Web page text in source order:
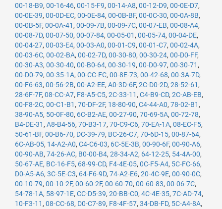
00-18-B9, 00-16-46, 00-15-F9, 00-14-A8, 00-12-D9, 00-0E-D7,
00-0E-39, 00-0D-EC, 00-0E-84, 00-0B-BF, 00-0C-30, 00-0A-8B,
00-0B-5F, 00-0A-41 , 00-09-7B, 00-09-7C, 00-07-EB, 00-08-A4,
00-08-7D, 00-07-50, 00-07-84, 00-05-01 , 00-05-74, 00-04-DE,
00-04-27, 00-03-E4, 00-03-A0, 00-01-C9, 00-01-C7, 00-02-4A,
00-03-6C, 00-02-BA, 00-02-7D, 00-30-80, 00-30-24, 00-D0-FF,
00-30-A3, 00-30-40, 00-B0-64, 00-30-19, 00-D0-97, 00-30-71 ,
00-D0-79, 00-35-1A, 00-CC-FC, 00-8E-73, 00-42-68, 00-3A-7D,
00-F6-63, 00-56-2B, 00-A2-EE, A0-3D-6F, 2C-D0-2D, 28-52-61 ,
28-6F-7F, 08-CC-A7, F8-A5-C5, 2C-33-11 , C4-B9-CD, 2C-AB-EB,
00-F8-2C, 00-C1-B1 , 70-DF-2F, 18-80-90, C4-44-A0, 78-02-B1 ,
38-90-A5, 50-0F-80, 6C-B2-AE, 00-27-90, 70-69-5A, 00-72-78,
B4-DE-31 , A8-B4-56, 70-B3-17, 70-C9-C6, 70-EA-1A, 08-EC-F5,
50-61-BF, 00-B6-70, DC-39-79, BC-26-C7, 70-6D-15, 00-87-64,
6C-AB-05, 14-A2-A0, C4-C6-03, 6C-5E-3B, 00-90-6F, 00-90-A6,
00-90-AB, 74-26-AC, B0-00-B4, 28-34-A2, 64-12-25, 54-4A-00,
50-67-AE, BC-16-F5, 68-99-CD, F4-4E-05, 0C-F5-A4, 5C-FC-66,
D0-A5-A6, 3C-5E-C3, 64-F6-9D, 74-A2-E6, 20-4C-9E, 00-90-0C,
00-10-79, 00-10-2F, 00-60-2F, 00-60-70, 00-60-83, 00-06-7C,
54-78-1A, 58-97-1E, CC-D5-39, 20-BB-C0, 4C-4E-35, 7C-AD-74,
10-F3-11 , 08-CC-68, D0-C7-89, F8-4F-57, 34-DB-FD, 5C-A4-8A,